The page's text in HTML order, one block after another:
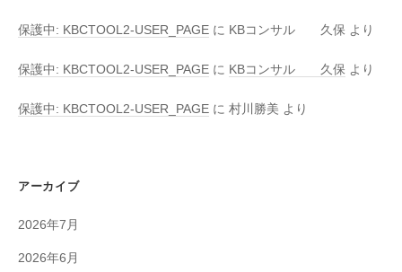
保護中: KBCTOOL2-USER_PAGE に KBコンサル 久保 より
保護中: KBCTOOL2-USER_PAGE に KBコンサル 久保 より
保護中: KBCTOOL2-USER_PAGE に 村川勝美 より
アーカイブ
2026年7月
2026年6月